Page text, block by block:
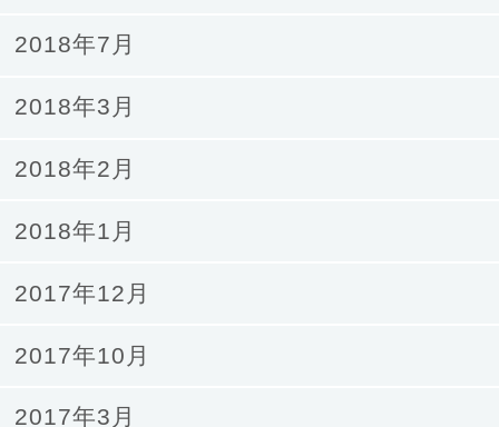
2018年7月
2018年3月
2018年2月
2018年1月
2017年12月
2017年10月
2017年3月